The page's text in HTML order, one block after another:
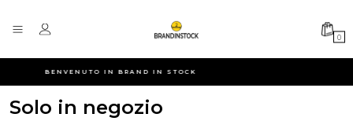
BENVENUTO IN BRAND IN STOCK
0
Solo in negozio